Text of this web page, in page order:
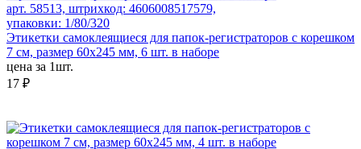
арт. 58513, штрихкод: 4606008517579,
упаковки: 1/80/320
Этикетки самоклеящиеся для папок-регистраторов с корешком
7 см, размер 60x245 мм, 6 шт. в наборе
цена за 1шт.
17 ₽